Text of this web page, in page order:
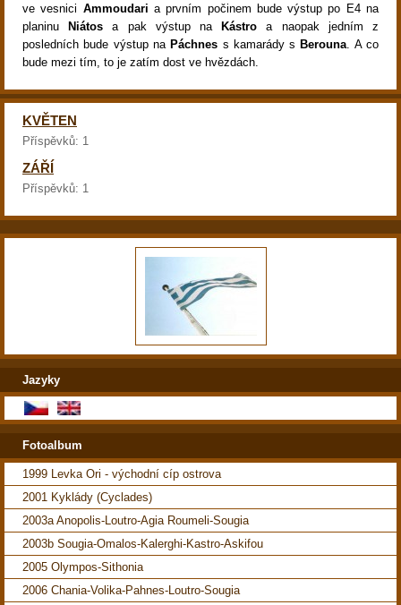
ve vesnici Ammoudari a prvním počinem bude výstup po E4 na
planinu
Niátos a pak výstup na Kástro a naopak jedním z
posledních bude výstup na Páchnes s kamarády s Berouna. A co
bude mezi tím, to je zatím dost ve hvězdách.
KVĚTEN
Příspěvků: 1
ZÁŘÍ
Příspěvků: 1
Jazyky
Fotoalbum
1999 Levka Ori - východní cíp ostrova
2001 Kyklády (Cyclades)
2003a Anopolis-Loutro-Agia Roumeli-Sougia
2003b Sougia-Omalos-Kalerghi-Kastro-Askifou
2005 Olympos-Sithonia
2006 Chania-Volika-Pahnes-Loutro-Sougia